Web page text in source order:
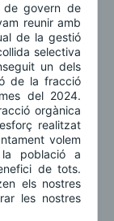
de govern de
reunir amb
de la gestió
selectiva
un dels
de la fracció
del 2024.
orgànica
realitzat
volem
població a
de tots.
els nostres
les nostres